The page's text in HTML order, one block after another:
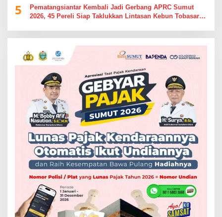
5
Pematangsiantar Kembali Jadi Gerbang APRC Sumut
2026, 45 Pereli Siap Taklukkan Lintasan Kebun Tobasari